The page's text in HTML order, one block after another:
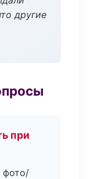
другие
при
фото/